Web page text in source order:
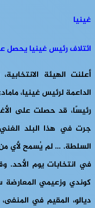
غينيا
ائتلاف رئيس غينيا يحصل
أعلنت الهيئة
الداعمة لرئيس غينيا،
رئيسًا، قد حصلت على
جرت في هذا البلد
السلطة. … لم يُسمح لأي من
في انتخابات يوم الأحد.
كوندي وزعيمي المعارضة
ديالو، المقيم في